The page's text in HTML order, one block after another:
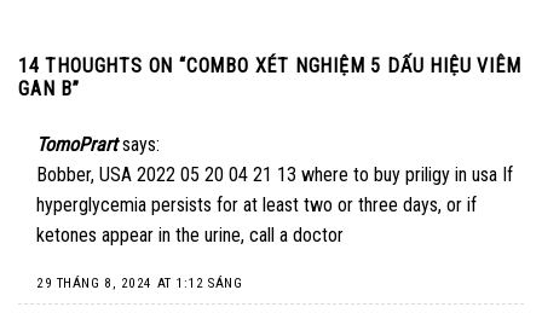
14 THOUGHTS ON “COMBO XÉT NGHIỆM 5 DẤU HIỆU VIÊM
GAN B”
TomoPrart says:
Bobber, USA 2022 05 20 04 21 13 where to buy priligy in usa If
hyperglycemia persists for at least two or three days, or if
ketones appear in the urine, call a doctor
29 THÁNG 8, 2024 AT 1:12 SÁNG